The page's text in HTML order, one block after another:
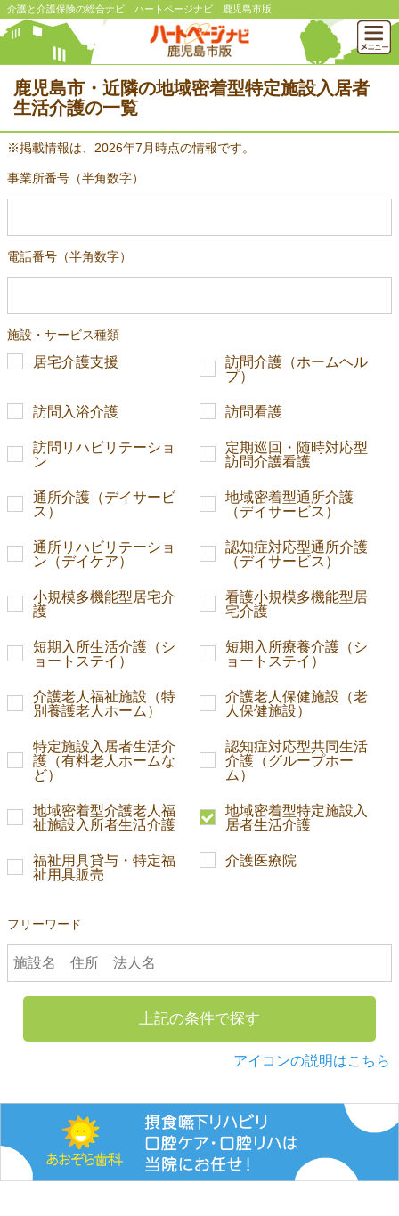
介護と介護保険の総合ナビ ハートページナビ 鹿児島市版
鹿児島市・近隣の地域密着型特定施設入居者
生活介護の一覧
※掲載情報は、2026年7月時点の情報です。
事業所番号（半角数字）
電話番号（半角数字）
施設・サービス種類
居宅介護支援
訪問介護（ホームヘル
プ）
訪問入浴介護 訪問看護
訪問リハビリテーショ
ン
定期巡回・随時対応型
訪問介護看護
通所介護（デイサービ
ス）
地域密着型通所介護
（デイサービス）
通所リハビリテーショ
ン（デイケア）
認知症対応型通所介護
（デイサービス）
小規模多機能型居宅介
護
看護小規模多機能型居
宅介護
短期入所生活介護（シ
ョートステイ）
短期入所療養介護（シ
ョートステイ）
介護老人福祉施設（特
別養護老人ホーム）
介護老人保健施設（老
人保健施設）
特定施設入居者生活介
護（有料老人ホームな
ど）
認知症対応型共同生活
介護（グループホー
ム）
地域密着型介護老人福
祉施設入所者生活介護
地域密着型特定施設入
居者生活介護
福祉用具貸与・特定福
祉用具販売
介護医療院
フリーワード
上記の条件で探す
アイコンの説明はこちら